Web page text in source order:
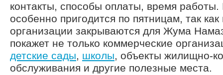
контакты, способы оплаты, время
особенно пригодится по пятницам, так
организации закрываются для Жума
покажет не только коммерческие
детские сады, школы, объекты жилищно-
обслуживания и другие полезные места.